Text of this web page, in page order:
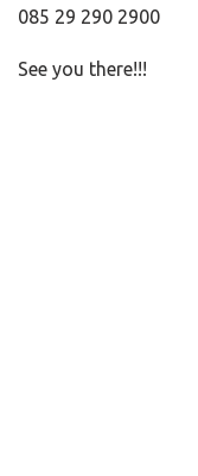
085 29 290 2900
See you there!!!